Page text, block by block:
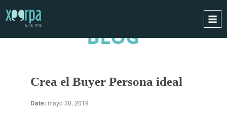
INTEGRACIONES
CASOS DE ÉXITO
BLOG
Crea el Buyer Persona ideal
Date: mayo 30, 2019